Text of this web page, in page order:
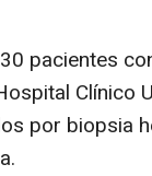
pacientes
Clínico
por biopsia